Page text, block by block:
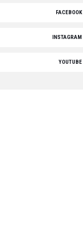
FACEBOOK
INSTAGRAM
YOUTUBE